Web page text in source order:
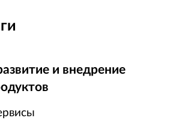
и внедрение